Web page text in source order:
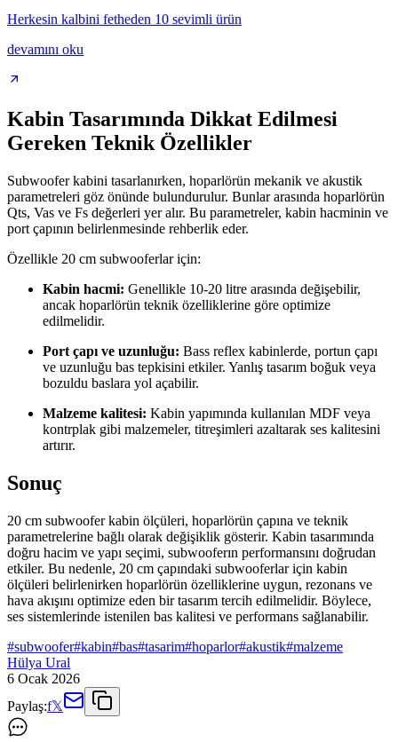
Herkesin kalbini fetheden 10 sevimli ürün
devamını oku
Kabin Tasarımında Dikkat Edilmesi
Gereken Teknik Özellikler
Subwoofer kabini tasarlanırken, hoparlörün mekanik ve akustik
parametreleri göz önünde bulundurulur. Bunlar arasında hoparlörün
Qts, Vas ve Fs değerleri yer alır. Bu parametreler, kabin hacminin ve
port çapının belirlenmesinde rehberlik eder.
Özellikle 20 cm subwooferlar için:
Kabin hacmi: Genellikle 10-20 litre arasında değişebilir,
ancak hoparlörün teknik özelliklerine göre optimize
edilmelidir.
Port çapı ve uzunluğu: Bass reflex kabinlerde, portun çapı
ve uzunluğu bas tepkisini etkiler. Yanlış tasarım boğuk veya
bozuldu baslara yol açabilir.
Malzeme kalitesi: Kabin yapımında kullanılan MDF veya
kontrplak gibi malzemeler, titreşimleri azaltarak ses kalitesini
artırır.
Sonuç
20 cm subwoofer kabin ölçüleri, hoparlörün çapına ve teknik
parametrelerine bağlı olarak değişiklik gösterir. Kabin tasarımında
doğru hacim ve yapı seçimi, subwooferın performansını doğrudan
etkiler. Bu nedenle, 20 cm çapındaki subwooferlar için kabin
ölçüleri belirlenirken hoparlörün özelliklerine uygun, rezonans ve
hava akışını optimize eden bir tasarım tercih edilmelidir. Böylece,
ses sistemlerinde istenilen bas kalitesi ve performans sağlanabilir.
#subwoofer#kabin#bas#tasarim#hoparlor#akustik#malzeme
Hülya Ural
6 Ocak 2026
Paylaş:f𝕏